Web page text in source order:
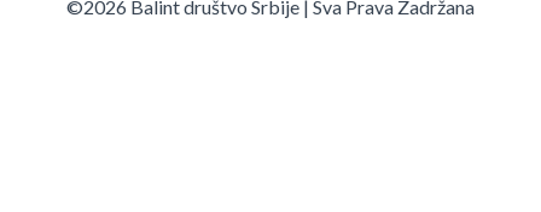
©2026 Balint društvo Srbije | Sva Prava Zadržana